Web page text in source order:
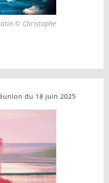
© Christophe
du 18 juin 2025